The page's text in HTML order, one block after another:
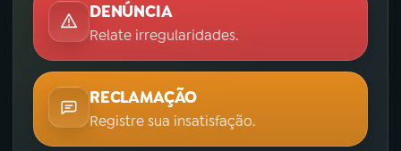
DENÚNCIA
Relate irregularidades.
RECLAMAÇÃO
Registre sua insatisfação.